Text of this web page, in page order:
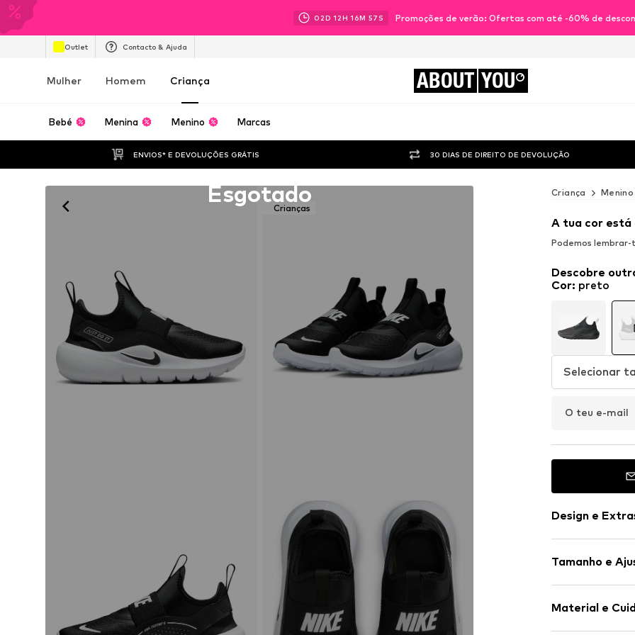
02D 12H 16M 55 S Promoções de verão: Ofertas com até -60% de
Outlet Contacto & Ajuda
Mulher Homem Criança ABOUT YOU
Bebé Menina Menino Marcas
ENVIOS* E DEVOLUÇÕES GRÁTIS 30 DIAS DE DIREITO DE DEVOLUÇÃO
Crianças
Esgotado Criança Menino
A tua cor está
Podemos
Descobre
Cor: preto
Selecionar
O teu e-mail
Design e
Ponta
Inserções
Sola com
Tamanho e
Material e